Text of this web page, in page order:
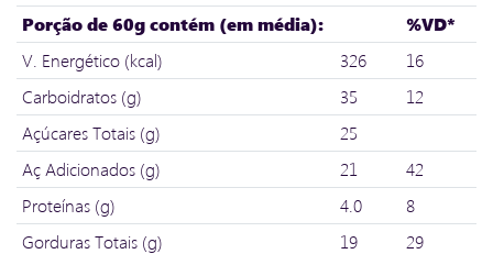
Porção de 60g contém (em média):
%VD*
V. Energético (kcal)
326
16
Carboidratos (g)
35
12
Açúcares Totais (g)
25
Aç Adicionados (g)
21
42
Proteínas (g)
4.0
8
Gorduras Totais (g)
19
29